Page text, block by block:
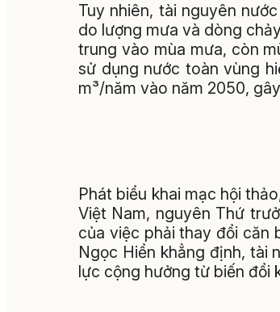
Tuy nhiên, tài nguyên
do lượng mưa và dòng
trung vào mùa mưa, còn
sử dụng nước toàn vùng
m³/năm vào năm 2050,
Phát biểu khai mạc hội
Việt Nam, nguyên Thứ
của việc phải thay đổi căn
Ngọc Hiển khẳng định, tài
lực cộng hưởng từ biến đổi